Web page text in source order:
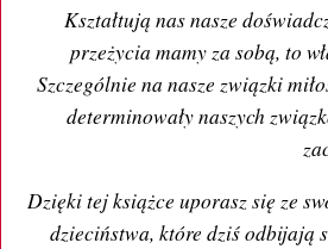
Kształtują nas nasze
przeżycia mamy za sobą, to
Szczególnie na nasze związki
determinowały naszych
Dzięki tej książce uporasz się ze
dzieciństwa, które dziś odbijają